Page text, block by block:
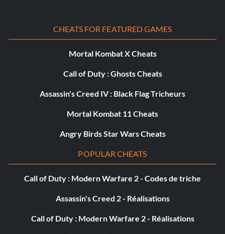
Objectif : Créer un film d'action avec au moins 10
combattants différents.
Objectif : Remporter 10 matchs d'exhibition consécutifs
Getting A Leg Up (Silver)
Objectif : Vaincre un COM en mode avancé ou supérieur
par les jambes.
CHEATS FOR FEATURED GAMES
Mortal Kombat X Cheats
Call of Duty : Ghosts Cheats
Assassin's Creed IV : Black Flag Tricheurs
Mortal Kombat 11 Cheats
Angry Birds Star Wars Cheats
POPULAR CHEATS
Call of Duty : Modern Warfare 2 - Codes de triche
Assassin's Creed 2 - Réalisations
Call of Duty : Modern Warfare 2 - Réalisations